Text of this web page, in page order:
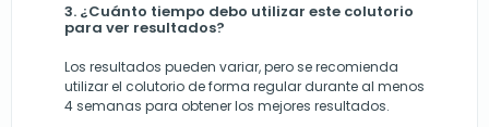
3. ¿Cuánto tiempo debo utilizar este colutorio
para ver resultados?
Los resultados pueden variar, pero se recomienda
utilizar el colutorio de forma regular durante al menos
4 semanas para obtener los mejores resultados.